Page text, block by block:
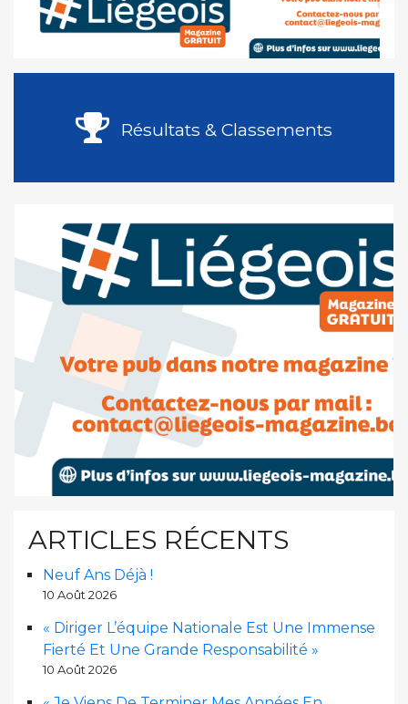
Résultats & Classements
ARTICLES RÉCENTS
Neuf Ans Déjà !
10 Août 2026
« Diriger L’équipe Nationale Est Une Immense
Fierté Et Une Grande Responsabilité »
10 Août 2026